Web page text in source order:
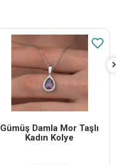
Gümüş Damla Mor Taşlı
Kadın Kolye